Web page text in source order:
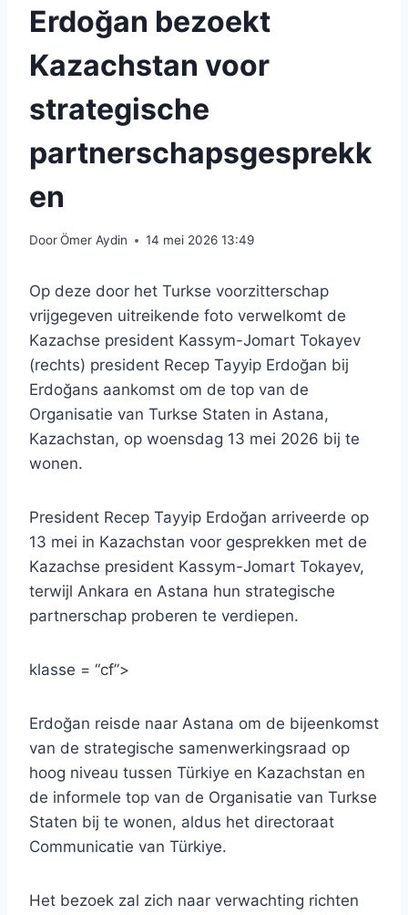
Erdoğan bezoekt
Kazachstan voor
strategische
partnerschapsgesprekk
en
DoorÖmer Aydin 14 mei 2026 13:49
Op deze door het Turkse voorzitterschap
vrijgegeven uitreikende foto verwelkomt de
Kazachse president Kassym-Jomart Tokayev
(rechts) president Recep Tayyip Erdoğan bij
Erdoğans aankomst om de top van de
Organisatie van Turkse Staten in Astana,
Kazachstan, op woensdag 13 mei 2026 bij te
wonen.
President Recep Tayyip Erdoğan arriveerde op
13 mei in Kazachstan voor gesprekken met de
Kazachse president Kassym-Jomart Tokayev,
terwijl Ankara en Astana hun strategische
partnerschap proberen te verdiepen.
klasse = “cf”>
Erdoğan reisde naar Astana om de bijeenkomst
van de strategische samenwerkingsraad op
hoog niveau tussen Türkiye en Kazachstan en
de informele top van de Organisatie van Turkse
Staten bij te wonen, aldus het directoraat
Communicatie van Türkiye.
Het bezoek zal zich naar verwachting richten